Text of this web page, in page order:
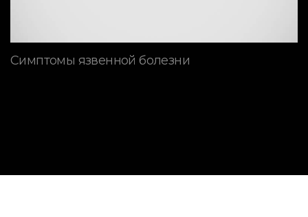
Симптомы язвенной болезни